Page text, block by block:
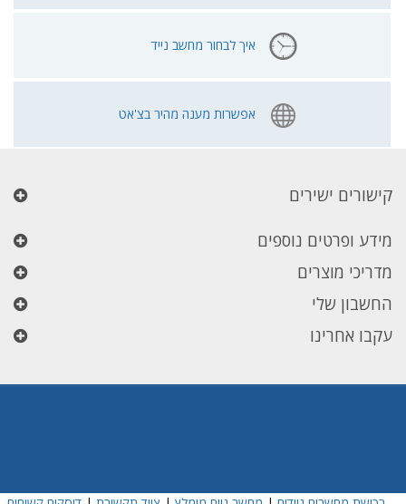
איך לבחור מחשב נייד
אפשרות מענה מהיר בצ'אט
קישורים ישירים
מידע ופרטים נוספים
מדריכי מוצרים
החשבון שלי
עקבו אחרינו